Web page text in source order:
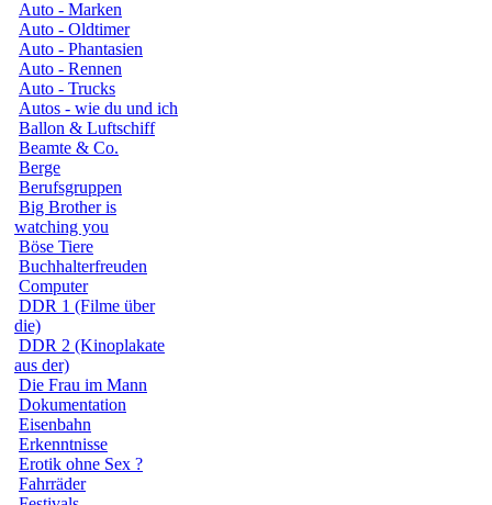
Auto - Marken
Auto - Oldtimer
Auto - Phantasien
Auto - Rennen
Auto - Trucks
Autos - wie du und ich
Ballon & Luftschiff
Beamte & Co.
Berge
Berufsgruppen
Big Brother is
watching you
Böse Tiere
Buchhalterfreuden
Computer
DDR 1 (Filme über
die)
DDR 2 (Kinoplakate
aus der)
Die Frau im Mann
Dokumentation
Eisenbahn
Erkenntnisse
Erotik ohne Sex ?
Fahrräder